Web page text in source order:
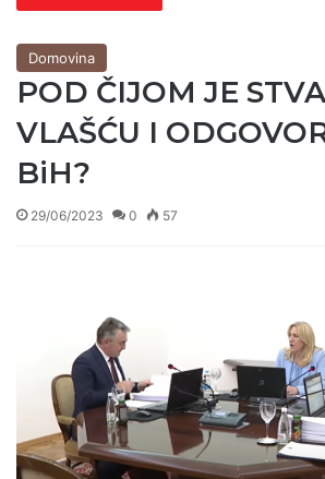
Domovina
POD ČIJOM JE
VLAŠĆU I
BiH?
29/06/2023 0 57